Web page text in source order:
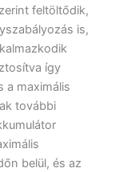
feltöltődik,
is,
így
a maximális
további
belül, és az